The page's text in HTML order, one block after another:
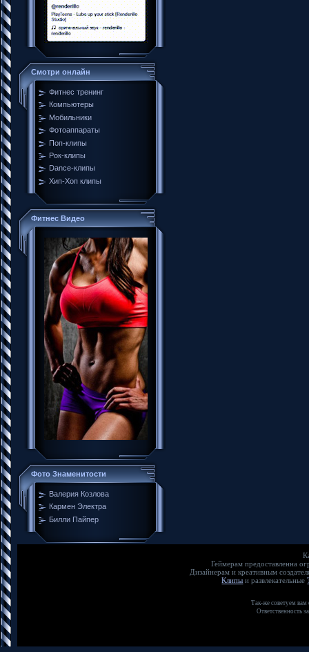
Смотри онлайн
Фитнес тренинг
Компьютеры
Мобильники
Фотоаппараты
Поп-клипы
Рок-клипы
Dance-клипы
Хип-Хоп клипы
Фитнес Видео
Фото Знаменитости
Валерия Козлова
Кармен Электра
Билли Пайпер
Геймерам предоставленна
Дизайнерам и креативным
Клипы и развлекательные
Так-же советуем
Ответственность